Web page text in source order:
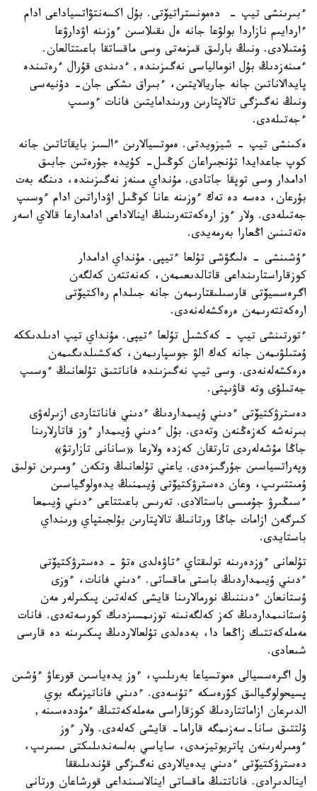
ءبىرىنشى تيپ - دەمونستراتيۆتى. بۇل اكسەنتۋاتسياداعى ادام
ءاردايىم نازاردا بولۋعا جانە ەل ىقىلاسىن ءوزىنە اۋدارۋعا
ۇمتىلادى. ونىڭ بارلىق قىزمەتى وسى ماقساتقا باعىتتالعان.
ءمىنەزدىڭ بۇل انومالياسى نەگىزىندە, ءدىندى قۇرال ءرەتىندە
پايدالاناتىن جانە جاريالايتىن، ءبىراق ىشكى جان- دۇنيەسى
ونىڭ نەگىزگى تالاپتارىن ورىندامايتىن فانات ءوسىپ
ءجەتىلەدى.
ەكىنشى تيپ - شيزويدتى. ەموتسيالارىن ءالسىز بايقاتاتىن جانە
كوپ جاعدايدا تۇنجىراعان كوڭىل- كۇيدە جۇرەتىن جابىق
ادامدار وسى توپقا جاتادى. مۇنداي مىنەز نەگىزىندە، دىنگە بەت
بۇرعان، دەسە دە تەك ءوزىنە عانا كوڭىل اۋداراتىن ادام ءوسىپ
جەتىلەدى. ولار ءوز ارەكەتتەرىنىڭ اينالاداعى ادامدارعا قالاي اسەر
ەتەتىنىن اڭعارا بەرمەيدى.
ءۇشىنشى - ەلىگۋشى تۇلعا ءتيپى. مۇنداي ادامدار
كوزقاراستارىنداعى قاتالدىعىمەن، كەنەتتەن كەلگەن
اگرەسسيۆتى قارسىلىقتارىمەن جانە جىلدام رەاكتيۆتى
ارەكەتتەرىمەن ەرەكشەلەنەدى.
ءتورتىنشى تيپ - كەكشىل تۇلعا ءتيپى. مۇنداي تيپ ادىلدىككە
ۇمتىلۋىمەن جانە كەك الۋ جوسپارىمەن، كەكشىلدىگىمەن
ەرەكشەلەنەدى. وسى تيپ نەگىزىندە فاناتتىق تۇلعانىڭ ءوسىپ
جەتىلۋى وتە قاۋىپتى.
دەسترۋكتيۆتى ءدىني ۇيىمداردىڭ ءدىني فاناتتاردى ازىرلەۋى
بىرنەشە كەزەڭنەن وتەدى. بۇل ءدىني ۇيىمدار ءوز قاتارلارىنا
جاڭا مۇشەلەردى تارتقان كەزدە ولارعا «سانانى تازارتۋ»
وپەراتسياسىن جۇرگىزەدى. ياعني تۇلعانىڭ وتكەن ءومىرىن تولىق
ۇمىتتىرىپ، وعان دەسترۋكتيۆتى ۇيىمنىڭ يدەولوگياسىن
ءسىڭىرۋ جۇمىسى باستالادى. تەرىس باعىتتاعى ءدىني ۇيىمعا
كىرگەن ازامات جاڭا ورتانىڭ تالاپتارىن بۇلجىتپاي ورىنداي
باستايدى.
تۇلعانى ءوزدەرىنە تولىقتاي ءتاۋەلدى ەتۋ - دەسترۋكتيۆتى
ءدىني ۇيىمداردىڭ باستى ماقساتى. ءدىني فانات، ءوزى
ۇستانعان ءدىننىڭ نورمالارىنا قايشى كەلەتىن پىكىرلەر مەن
ۇستانىمداردىڭ كەز كەلگەنىنە توزىمسىزدىك كورسەتەدى. فانات
مەملەكەتتىك زاڭعا دا، بەدەلدى تۇلعالاردىڭ پىكىرىنە دە قارسى
شىعادى.
ول اگرەسسيالى ەموتسياعا بەرىلىپ، ءوز يدەياسىن قورعاۋ ءۇشىن
پسيحولوگيالىق كۇرەسكە ءتۇسەدى. ءدىني فاناتيزمگە بوي
الدىرعان ازاماتتاردىڭ كوزقاراسى مەملەكەتتىڭ ءمۇددەسىنە,
ۇلتتىق سانا-سەزىمگە قاراما- قايشى كەلەدى. ولار ءوز
ءومىرلەرىنەن پاتريوتيزمدى، ساياسي بەلسەندىلىكتى ىسىرىپ،
دەسترۋكتيۆتى ءدىني يدەيالاردى نەگىزگى قۇندىلىققا
اينالدىرادى. فاناتتىڭ ماقساتى اينالاسىنداعى قورشاعان ورتانى